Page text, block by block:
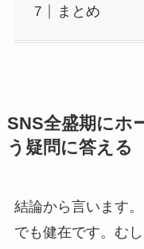
まとめ
SNS全盛期にホ
う疑問に答える
結論から言います
でも健在です。む